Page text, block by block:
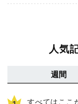
人気
週間
すべてはこ